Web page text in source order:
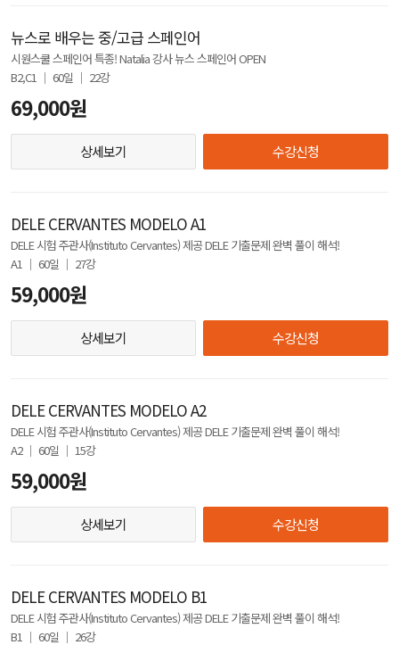
뉴스로 배우는 중/고급 스페인어
시원스쿨 스페인어 특종! Natalia 강사 뉴스 스페인어 OPEN
B2,C1 │ 60일 │ 22강
69,000원
상세보기 수강신청
DELE CERVANTES MODELO A1
DELE 시험 주관사(Instituto Cervantes) 제공 DELE 기출문제 완벽 풀이 해석!
A1 │ 60일 │ 27강
59,000원
상세보기 수강신청
DELE CERVANTES MODELO A2
DELE 시험 주관사(Instituto Cervantes) 제공 DELE 기출문제 완벽 풀이 해석!
A2 │ 60일 │ 15강
59,000원
상세보기 수강신청
DELE CERVANTES MODELO B1
DELE 시험 주관사(Instituto Cervantes) 제공 DELE 기출문제 완벽 풀이 해석!
B1 │ 60일 │ 26강